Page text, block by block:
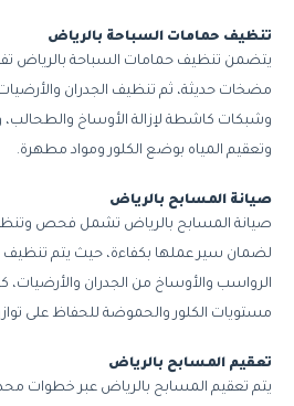
تنظيف حمامات السباحة بالرياض
يتضمن تنظيف حمامات السباحة بالرياض
مضخات حديثة، ثم تنظيف الجدران
وشبكات كاشطة لإزالة الأوساخ
وتعقيم المياه بوضع الكلور ومواد مطهرة.
صيانة المسابح بالرياض
صيانة المسابح بالرياض تشمل فحص
لضمان سير عملها بكفاءة، حيث يتم تنظيف
الرواسب والأوساخ من الجدران والأرضيات،
مستويات الكلور والحموضة للحفاظ على
تعقيم المسابح بالرياض
يتم تعقيم المسابح بالرياض عبر خطوات